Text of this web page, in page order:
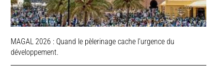
MAGAL 2026 : Quand le pèlerinage cache l’urgence du
développement.